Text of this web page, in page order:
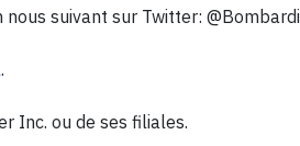
suivant sur Twitter:
.
Inc. ou de ses filiales.